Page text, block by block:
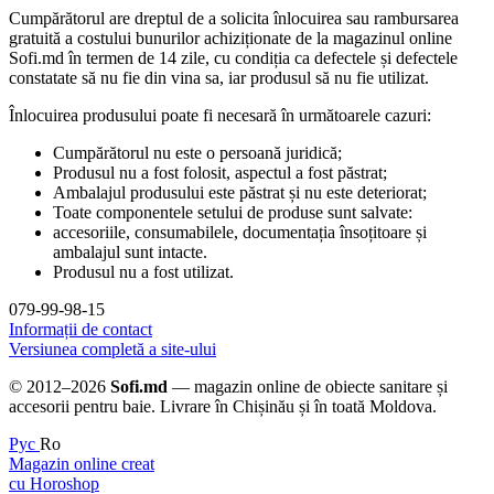
Cumpărătorul are dreptul de a solicita înlocuirea sau rambursarea
gratuită a costului bunurilor achiziționate de la magazinul online
Sofi.md în termen de 14 zile, cu condiția ca defectele și defectele
constatate să nu fie din vina sa, iar produsul să nu fie utilizat.
Înlocuirea produsului poate fi necesară în următoarele cazuri:
Cumpărătorul nu este o persoană juridică;
Produsul nu a fost folosit, aspectul a fost păstrat;
Ambalajul produsului este păstrat și nu este deteriorat;
Toate componentele setului de produse sunt salvate:
accesoriile, consumabilele, documentația însoțitoare și
ambalajul sunt intacte.
Produsul nu a fost utilizat.
079-99-98-15
Informații de contact
Versiunea completă a site-ului
© 2012–2026 Sofi.md — magazin online de obiecte sanitare și
accesorii pentru baie. Livrare în Chișinău și în toată Moldova.
Рус Ro
Magazin online creat
cu Horoshop